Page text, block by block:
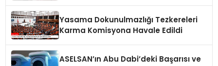
Yasama Dokunulmazlığı Tezkereleri
Karma Komisyona Havale Edildi
ASELSAN’ın Abu Dabi’deki Başarısı ve